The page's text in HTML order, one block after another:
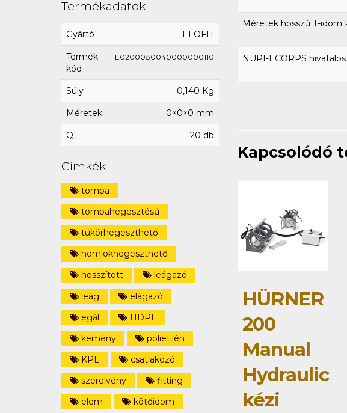
Méretek hosszú T-idom
NUPI-ECORPS
Termékadatok
Gyártó ELOFIT
Termék
kód
E0200080040000000110
Súly 0,140 Kg
Méretek 0×0×0 mm
Q 20 db
Címkék
tompa
tompahegesztésű
tükörhegeszthető
homlokhegeszthető
hosszított
leágazó
leág
elágazó
egál
HDPE
kemény
polietilén
KPE
csatlakozó
szerelvény
fitting
elem
kötőidom
Kapcsolódó
HÜRNER
200
Manual
Hydraulic
kézi